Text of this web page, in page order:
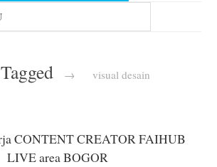
→ visual desain
CONTENT CREATOR FAIHUB
LIVE area BOGOR